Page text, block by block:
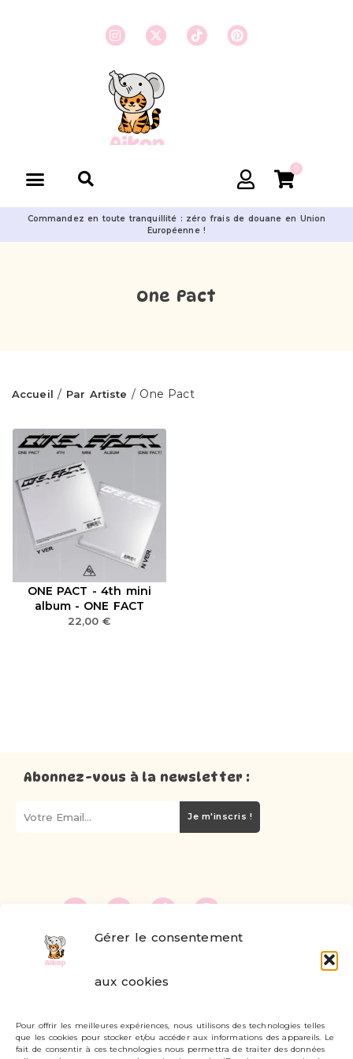
Gérer le consentement
aux cookies
Pour offrir les meilleures expériences, nous utilisons des technologies telles
que les cookies pour stocker et/ou accéder aux informations des appareils. Le
fait de consentir à ces technologies nous permettra de traiter des données
0
Commandez en toute tranquillité : zéro frais de douane en Union
Européenne !
One Pact
Accueil / Par Artiste / One Pact
ONE PACT - 4th mini
album - ONE FACT
22,00 €
Abonnez-vous à la newsletter :
Je m'inscris !
Livraisons et retours